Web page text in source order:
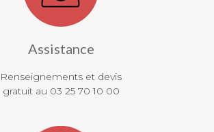
Assistance
Renseignements et devis
gratuit au 03 25 70 10 00